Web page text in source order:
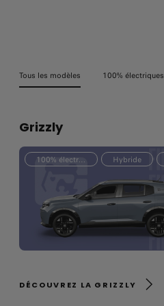
Tous les modèles 100% électriques
Grizzly
100% électrique Hybride
DÉCOUVREZ LA GRIZZLY